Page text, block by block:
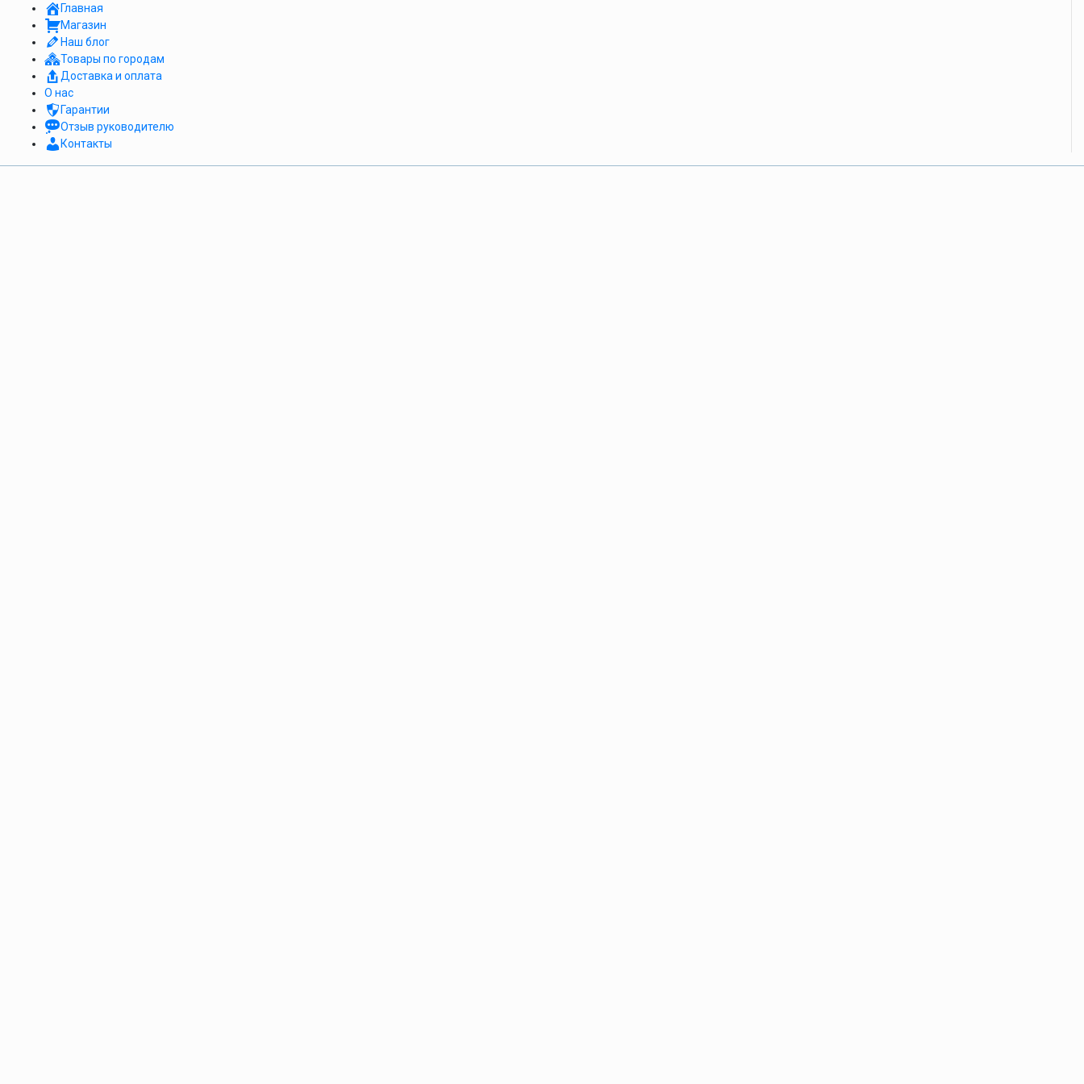
Главная
Магазин
Наш блог
Товары по городам
Доставка и оплата
О нас
Гарантии
Отзыв руководителю
Контакты